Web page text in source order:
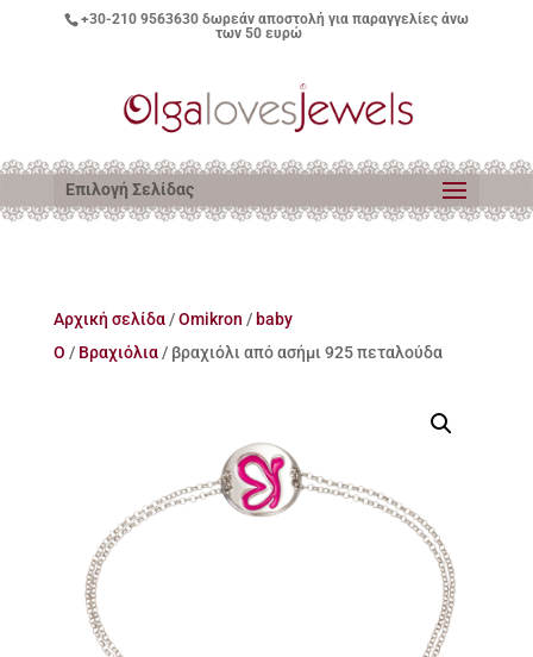
+30-210 9563630δωρεάν αποστολή για παραγγελίες άνω
των 50 ευρώ
Επιλογή Σελίδας
Αρχική σελίδα/Omikron / baby
O / Βραχιόλια/ βραχιόλι από ασήμι 925 πεταλούδα